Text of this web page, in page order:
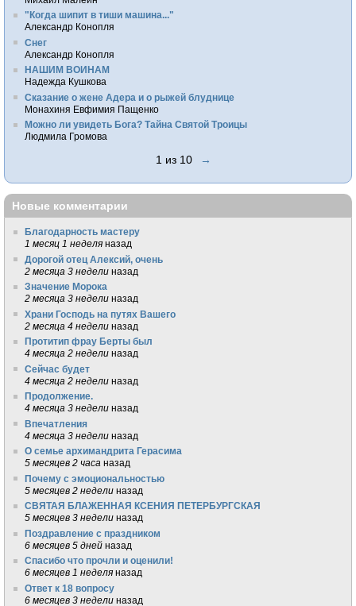
"Когда шипит в тиши машина..."
Александр Конопля
Снег
Александр Конопля
НАШИМ ВОИНАМ
Надежда Кушкова
Сказание о жене Адера и о рыжей блуднице
Монахиня Евфимия Пащенко
Можно ли увидеть Бога? Тайна Святой Троицы
Людмила Громова
1 из 10 →
Новые комментарии
Благодарность мастеру
1 месяц 1 неделя назад
Дорогой отец Алексий, очень
2 месяца 3 недели назад
Значение Морока
2 месяца 3 недели назад
Храни Господь на путях Вашего
2 месяца 4 недели назад
Протитип фрау Берты был
4 месяца 2 недели назад
Сейчас будет
4 месяца 2 недели назад
Продолжение.
4 месяца 3 недели назад
Впечатления
4 месяца 3 недели назад
О семье архимандрита Герасима
5 месяцев 2 часа назад
Почему с эмоциональностью
5 месяцев 2 недели назад
СВЯТАЯ БЛАЖЕННАЯ КСЕНИЯ ПЕТЕРБУРГСКАЯ
5 месяцев 3 недели назад
Поздравление с праздником
6 месяцев 5 дней назад
Спасибо что прочли и оценили!
6 месяцев 1 неделя назад
Ответ к 18 вопросу
6 месяцев 3 недели назад